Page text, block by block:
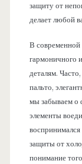
защиту от
делает любой
В
гармоничного
деталям.
пальто,
мы забываем о
элементы
защиты от
понимание